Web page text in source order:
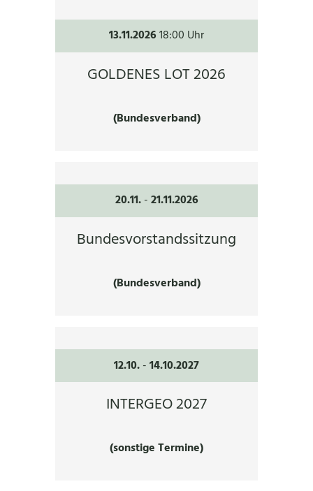
13.11.202618:00 Uhr
GOLDENES LOT 2026
(Bundesverband)
20.11. -21.11.2026
Bundesvorstandssitzung
(Bundesverband)
12.10.-14.10.2027
INTERGEO 2027
(sonstige Termine)